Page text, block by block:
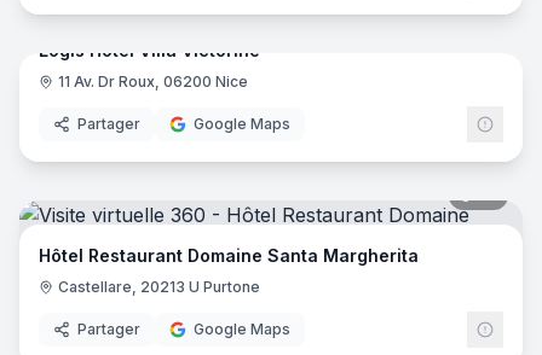
Logis Hôtel Villa Victorine
11 Av. Dr Roux, 06200 Nice
Partager Google Maps
Hôtel Restaurant Domaine Santa Margherita
Castellare, 20213 U Purtone
Partager Google Maps